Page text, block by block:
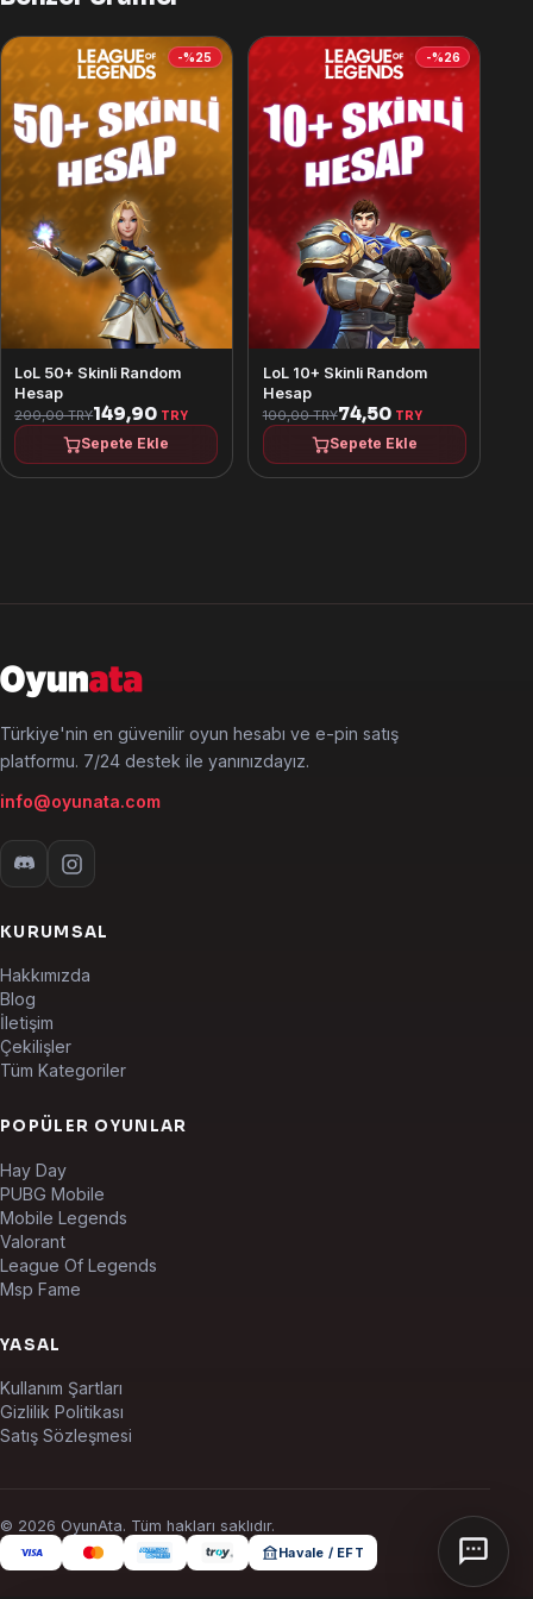
-%25
LoL 50+ Skinli Random
Hesap
200,00 TRY149,90 TRY
Sepete Ekle
-%26
LoL 10+ Skinli Random
Hesap
100,00 TRY74,50 TRY
Sepete Ekle
Türkiye'nin en güvenilir oyun hesabı ve e-pin satış
platformu. 7/24 destek ile yanınızdayız.
info@oyunata.com
KURUMSAL
Hakkımızda
Blog
İletişim
Çekilişler
Tüm Kategoriler
POPÜLER OYUNLAR
Hay Day
PUBG Mobile
Mobile Legends
Valorant
League Of Legends
Msp Fame
YASAL
Kullanım Şartları
Gizlilik Politikası
Satış Sözleşmesi
© 2026 OyunAta. Tüm hakları saklıdır.
Havale / EFT